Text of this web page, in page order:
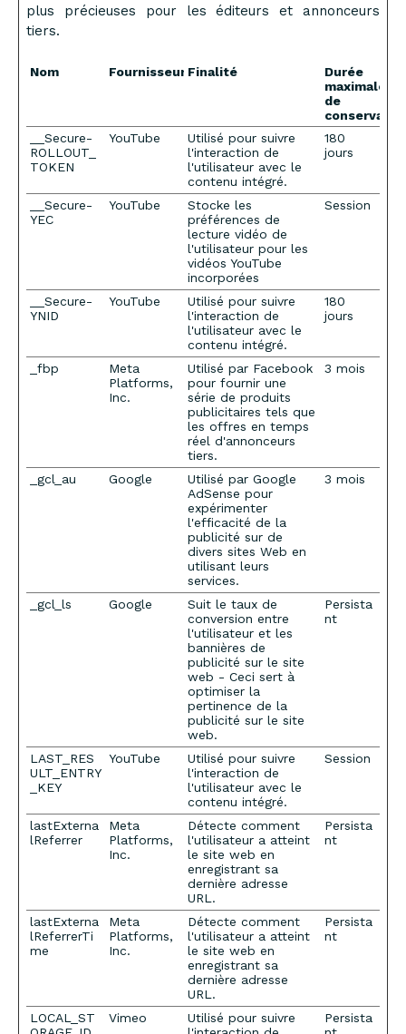
plus précieuses pour les éditeurs et annonceurs
tiers.
Nom Fournisseur Finalité
Durée
maximale
de
__Secure-
ROLLOUT_
TOKEN
YouTube
Utilisé pour suivre
l'interaction de
l'utilisateur avec le
contenu intégré.
180
jours
__Secure-
YEC
YouTube
Stocke les
préférences de
lecture vidéo de
l'utilisateur pour les
vidéos YouTube
incorporées
Session
__Secure-
YNID
YouTube
Utilisé pour suivre
l'interaction de
l'utilisateur avec le
contenu intégré.
180
jours
_fbp
Meta
Platforms,
Inc.
Utilisé par Facebook
pour fournir une
série de produits
publicitaires tels que
les offres en temps
réel d'annonceurs
tiers.
3 mois
_gcl_au Google
Utilisé par Google
AdSense pour
expérimenter
l'efficacité de la
publicité sur de
divers sites Web en
utilisant leurs
services.
3 mois
_gcl_ls Google
Suit le taux de
conversion entre
l'utilisateur et les
bannières de
publicité sur le site
web - Ceci sert à
optimiser la
pertinence de la
publicité sur le site
web.
Persista
nt
LAST_RES
ULT_ENTRY
_KEY
YouTube
Utilisé pour suivre
l'interaction de
l'utilisateur avec le
contenu intégré.
Session
lastExterna
lReferrer
Meta
Platforms,
Inc.
Détecte comment
l'utilisateur a atteint
le site web en
enregistrant sa
dernière adresse
URL.
Persista
nt
lastExterna
lReferrerTi
me
Meta
Platforms,
Inc.
Détecte comment
l'utilisateur a atteint
le site web en
enregistrant sa
dernière adresse
URL.
Persista
nt
LOCAL_ST
Vimeo
Utilisé pour suivre
Persista